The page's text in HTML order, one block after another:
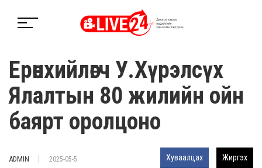
Ерөнхийлөгч У.Хүрэлсүх
Ялалтын 80 жилийн ойн
баярт оролцоно
ADMIN 2025-05-5 Хуваалцах Жиргэх